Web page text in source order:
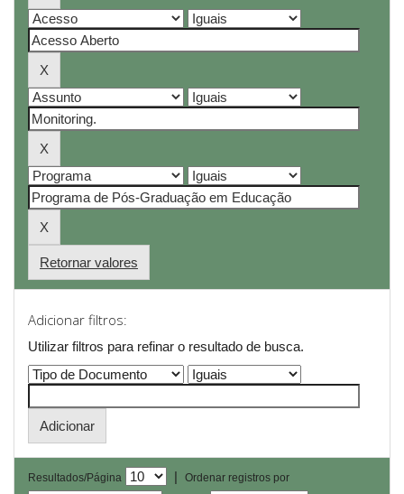
Retornar valores
Adicionar filtros:
Utilizar filtros para refinar o resultado de busca.
Resultados/Página |
Ordenar registros por